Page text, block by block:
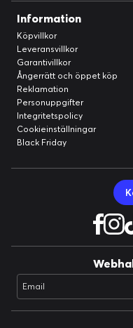
Information
Köpvillkor
Leveransvillkor
Garantivillkor
Ångerrätt och öppet köp
Reklamation
Personuppgifter
Integritetspolicy
Cookieinställningar
Black Friday
Email